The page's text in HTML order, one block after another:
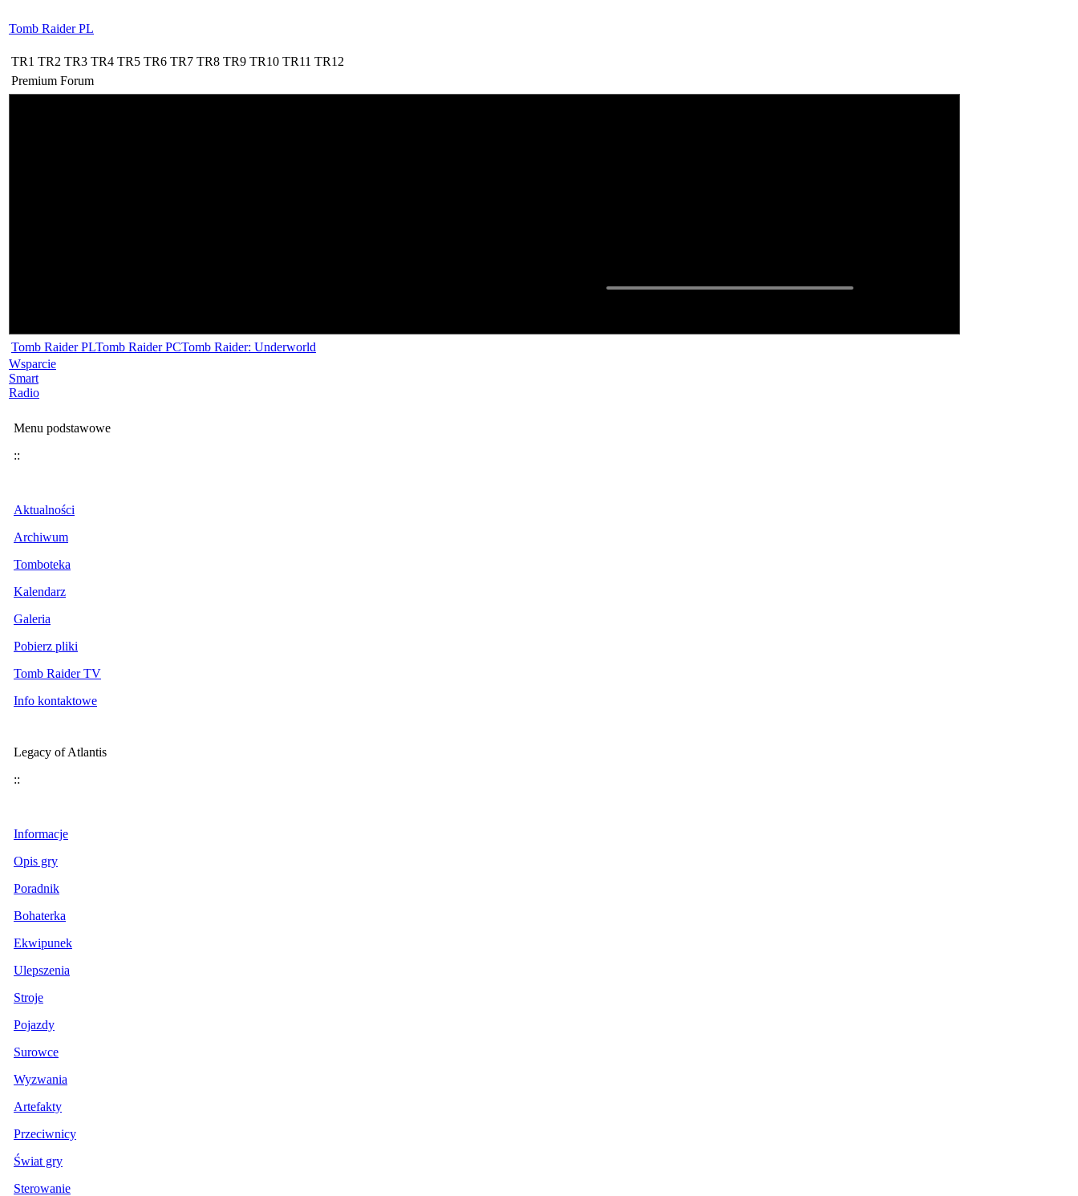
Tomb Raider PL
TR1 TR2 TR3 TR4 TR5 TR6 TR7 TR8 TR9 TR10 TR11 TR12
Premium Forum
Tomb Raider PLTomb Raider PCTomb Raider: Underworld
Wsparcie
Smart
Radio
Menu podstawowe
::
Aktualności
Archiwum
Tomboteka
Kalendarz
Galeria
Pobierz pliki
Tomb Raider TV
Info kontaktowe
Legacy of Atlantis
::
Informacje
Opis gry
Poradnik
Bohaterka
Ekwipunek
Ulepszenia
Stroje
Pojazdy
Surowce
Wyzwania
Artefakty
Przeciwnicy
Świat gry
Sterowanie